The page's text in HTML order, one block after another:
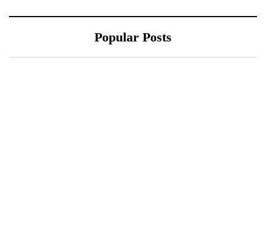
Popular Posts